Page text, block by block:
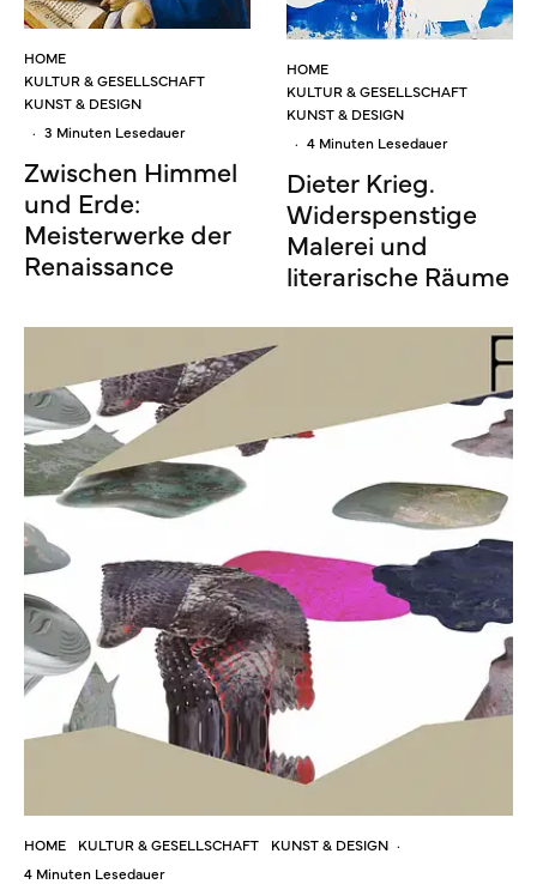
HOME
KULTUR & GESELLSCHAFT
KUNST & DESIGN
· 3 Minuten Lesedauer
Zwischen Himmel
und Erde:
Meisterwerke der
Renaissance
HOME
KULTUR & GESELLSCHAFT
KUNST & DESIGN
· 4 Minuten Lesedauer
Dieter Krieg.
Widerspenstige
Malerei und
literarische Räume
HOME KULTUR & GESELLSCHAFT KUNST & DESIGN ·
4 Minuten Lesedauer